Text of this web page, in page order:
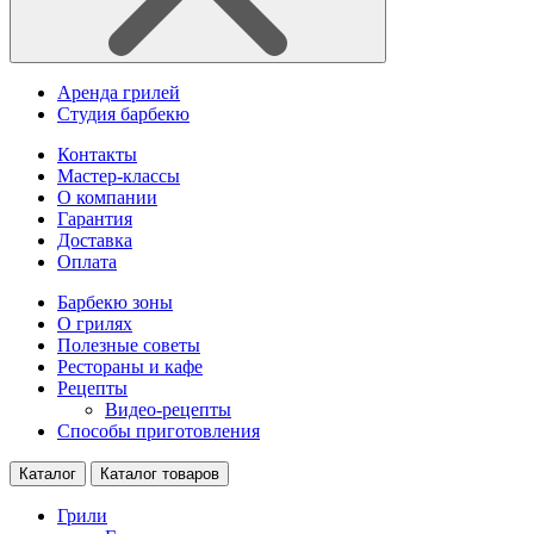
Аренда грилей
Студия барбекю
Контакты
Мастер-классы
О компании
Гарантия
Доставка
Оплата
Барбекю зоны
О грилях
Полезные советы
Рестораны и кафе
Рецепты
Видео-рецепты
Способы приготовления
Каталог Каталог товаров
Грили